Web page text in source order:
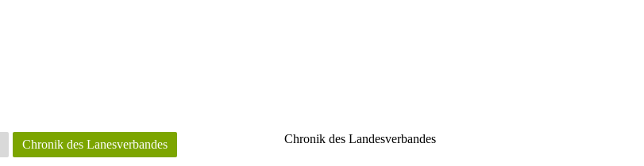
Chronik des Lanesverbandes Chronik des Landesverbandes